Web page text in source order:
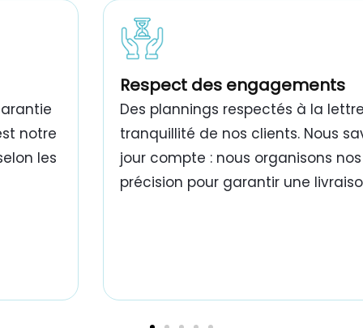
travaux de peinture bâtiment Tunisie
notre
les
Respect des engagements
Des plannings respectés à la
tranquillité de nos clients. Nous
jour compte : nous organisons
précision pour garantir une